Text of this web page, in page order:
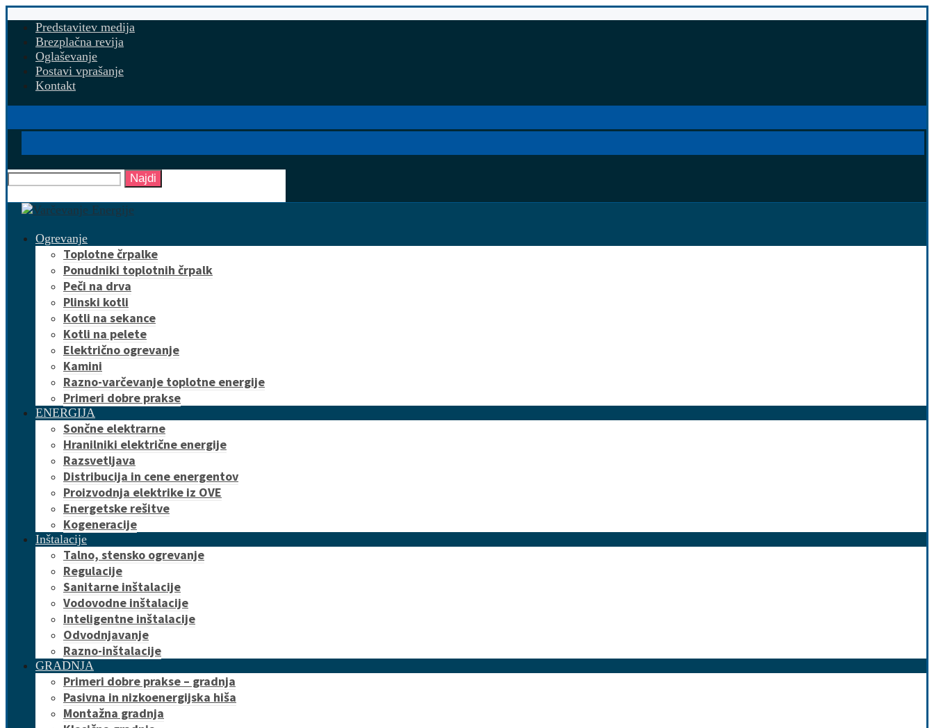
Predstavitev medija
Brezplačna revija
Oglaševanje
Postavi vprašanje
Kontakt
Najdi
Ogrevanje
Toplotne črpalke
Ponudniki toplotnih črpalk
Peči na drva
Plinski kotli
Kotli na sekance
Kotli na pelete
Električno ogrevanje
Kamini
Razno-varčevanje toplotne energije
Primeri dobre prakse
ENERGIJA
Sončne elektrarne
Hranilniki električne energije
Razsvetljava
Distribucija in cene energentov
Proizvodnja elektrike iz OVE
Energetske rešitve
Kogeneracije
Inštalacije
Talno, stensko ogrevanje
Regulacije
Sanitarne inštalacije
Vodovodne inštalacije
Inteligentne inštalacije
Odvodnjavanje
Razno-inštalacije
GRADNJA
Primeri dobre prakse – gradnja
Pasivna in nizkoenergijska hiša
Montažna gradnja